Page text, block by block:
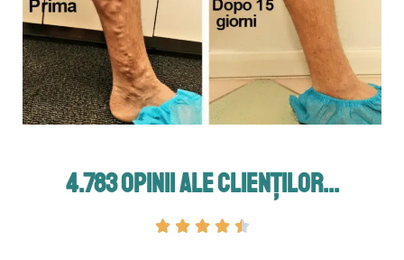
4.783 opinii ale clienților...